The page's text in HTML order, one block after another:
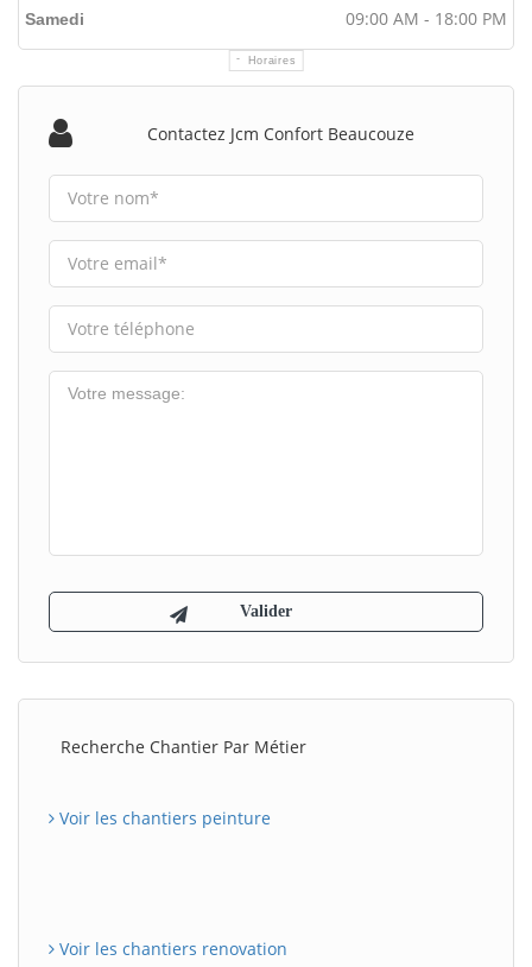
Horaires
Samedi 09:00 AM - 18:00 PM
Contactez Jcm Confort Beaucouze
Recherche Chantier Par Métier
Voir les chantiers peinture
Voir les chantiers renovation